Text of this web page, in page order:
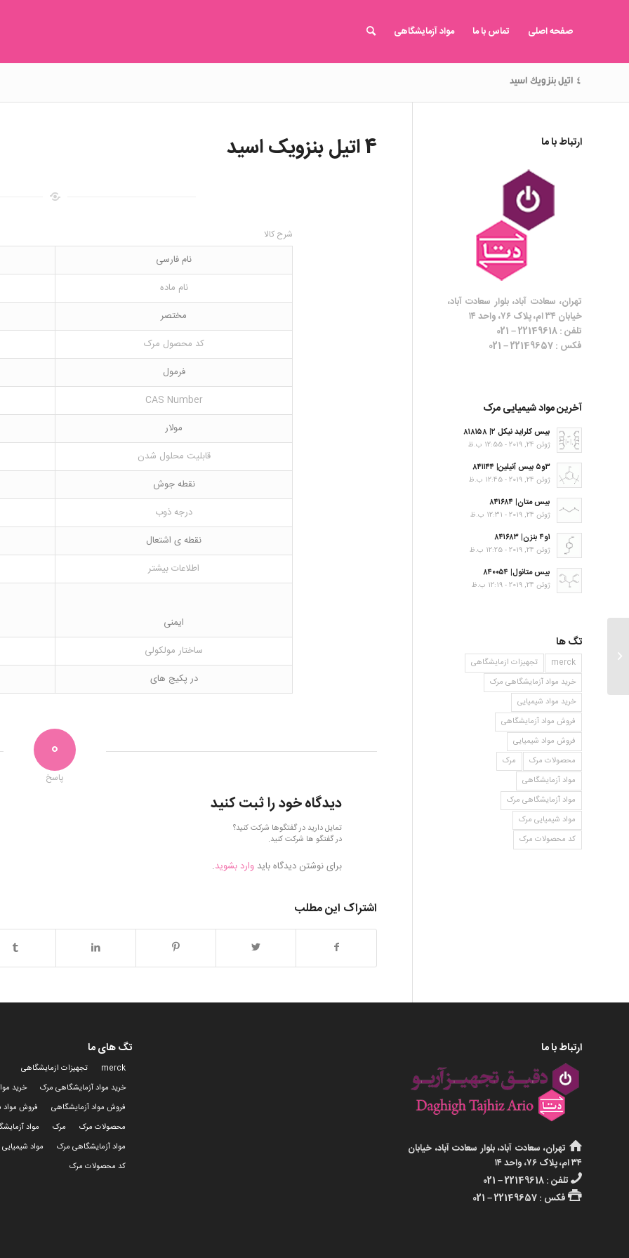
صفحه اصلی تماس با ما مواد آزمایشگاهی
۴ اتیل بنزویک اسید
4 اتیل بنزویک اسید
شرح کالا
نام فارسی
نام ماده
مختصر
کد محصول مرک
فرمول
CAS Number
مولار
قابلیت محلول شدن
نقطه جوش
درجه ذوب
نقطه ی اشتعال
اطلاعات بیشتر
ایمنی
ساختار مولکولی
در پکیج های
0
پاسخ
دیدگاه خود را ثبت کنید
تمایل دارید در گفتگوها شرکت کنید؟
در گفتگو ها شرکت کنید.
برای نوشتن دیدگاه باید وارد بشوید.
اشتراک این مطلب
ارتباط با ما
تهران، سعادت آباد، بلوار سعادت آباد،
خیابان ۳۴ ام، پلاک ۷۶، واحد ۱۴
تلفن : 22149618 – 021
فکس : 22149657 – 021
آخرین مواد شیمیایی مرک
بیس کلراید نیکل ۲| ۸۱۸۱۵۸
ژوئن 24, 2019 - 12:55 ب.ظ
۳و۵ بیس آنیلین| ۸۴۱۱۴۴
ژوئن 24, 2019 - 12:45 ب.ظ
بیس متان| ۸۴۱۶۸۴
ژوئن 24, 2019 - 12:31 ب.ظ
۱و۴ بنزن| ۸۴۱۶۸۳
ژوئن 24, 2019 - 12:25 ب.ظ
بیس متانول| ۸۴۰۰۵۴
ژوئن 24, 2019 - 12:19 ب.ظ
تگ ها
merck
تجهیزات ازمایشگاهی
خرید مواد آزمایشگاهی مرک
خرید مواد شیمیایی
فروش مواد آزمایشگاهی
فروش مواد شیمیایی
محصولات مرک
مرک
مواد آزمایشگاهی
مواد آزمایشگاهی مرک
مواد شیمیایی مرک
کد محصولات مرک
ارتباط با ما
تهران، سعادت آباد، بلوار سعادت آباد، خیابان
۳۴ ام، پلاک ۷۶، واحد ۱۴
تلفن : 22149618 – 021
فکس : 22149657 – 021
تگ های ما
merck
تجهیزات ازمایشگاهی
خرید مواد آزمایشگاهی مرک
خرید
فروش مواد آزمایشگاهی
فروش مواد
محصولات مرک
مرک
مواد
مواد آزمایشگاهی مرک
مواد
کد محصولات مرک
اتیل بنزوین